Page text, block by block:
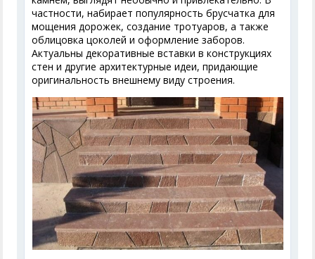
частности, набирает популярность брусчатка для
мощения дорожек, создание тротуаров, а также
облицовка цоколей и оформление заборов.
Актуальны декоративные вставки в конструкциях
стен и другие архитектурные идеи, придающие
оригинальность внешнему виду строения.